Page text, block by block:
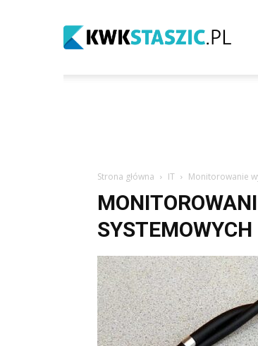
Strona główna IT Monitorowanie
SYSTEMOWYCH